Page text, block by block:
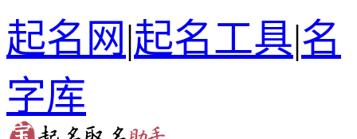
起名网|起名工具|名
字库